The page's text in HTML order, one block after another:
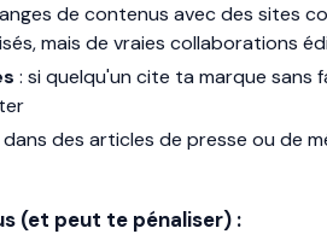
de contenus avec des sites
mais de vraies collaborations
: si quelqu'un cite ta marque sans
des articles de presse ou de
(et peut te pénaliser) :